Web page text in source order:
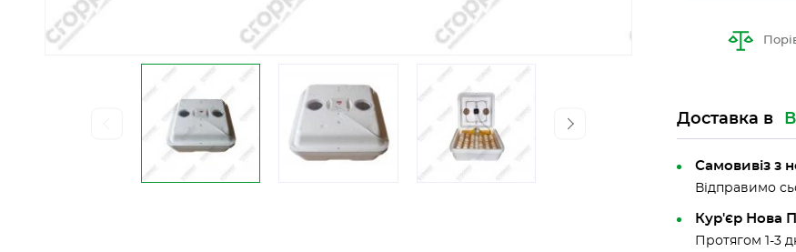
Доставка в
Самовивіз з
Відправимо
Кур'єр Нова
Протягом 1-3